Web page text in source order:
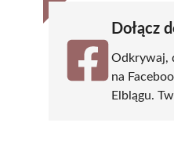
Dołącz
Odkrywaj,
na
Elblągu.